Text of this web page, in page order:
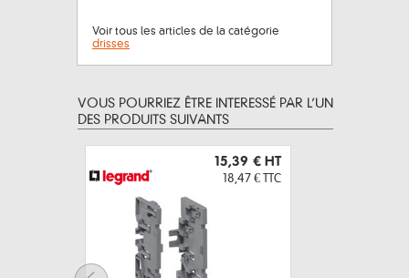
Voir tous les articles de la catégorie
drisses
VOUS POURRIEZ ÊTRE INTERESSÉ PAR L’UN
DES PRODUITS SUIVANTS
15,39 € HT
18,47 € TTC